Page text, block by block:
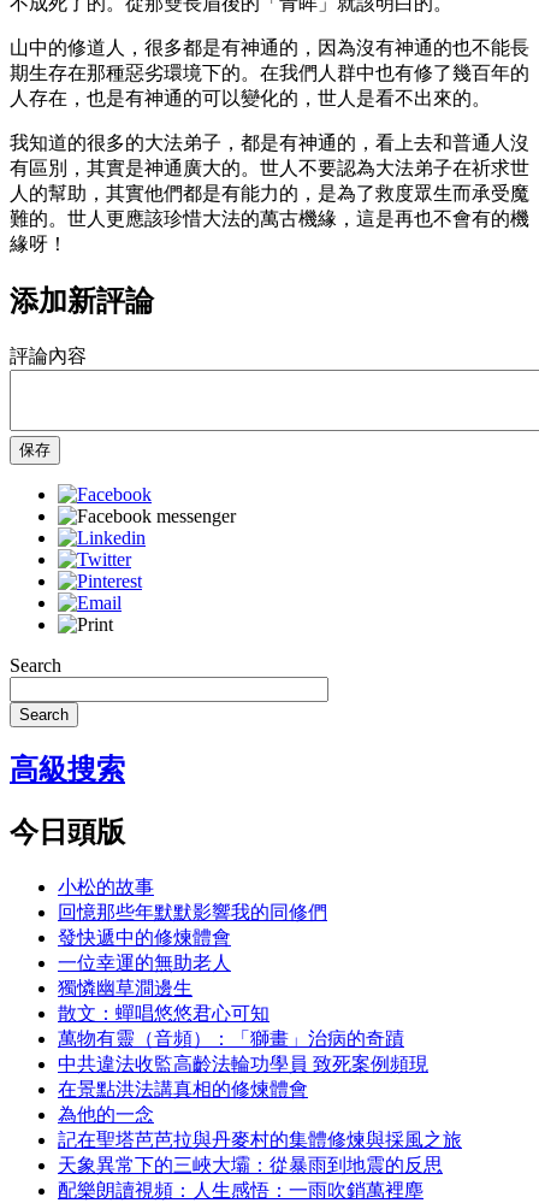
山中的修道人，很多都是有神通的，因為沒有神通的也不能長
期生存在那種惡劣環境下的。在我們人群中也有修了幾百年的
人存在，也是有神通的可以變化的，世人是看不出來的。
我知道的很多的大法弟子，都是有神通的，看上去和普通人沒
有區別，其實是神通廣大的。世人不要認為大法弟子在祈求世
人的幫助，其實他們都是有能力的，是為了救度眾生而承受魔
難的。世人更應該珍惜大法的萬古機緣，這是再也不會有的機
緣呀！
添加新評論
評論內容
保存
Search
Search
高級搜索
今日頭版
小松的故事
回憶那些年默默影響我的同修們
發快遞中的修煉體會
一位幸運的無助老人
獨憐幽草澗邊生
散文：蟬唱悠悠君心可知
萬物有靈（音頻）：「獅畫」治病的奇蹟
中共違法收監高齡法輪功學員 致死案例頻現
在景點洪法講真相的修煉體會
為他的一念
記在聖塔芭芭拉與丹麥村的集體修煉與採風之旅
天象異常下的三峽大壩：從暴雨到地震的反思
配樂朗讀視頻：人生感悟：一雨吹銷萬裡塵